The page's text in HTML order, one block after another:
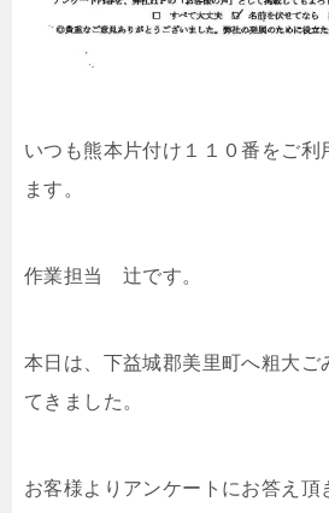
いつも熊本片付け１１０番をご利
ます。
作業担当 辻です。
本日は、下益城郡美里町へ粗大ご
てきました。
お客様よりアンケートにお答え頂